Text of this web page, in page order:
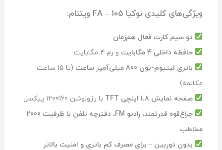
ویژگی‌های کلیدی نوکیا 105 – FA ویتنام:
دو سیم کارت فعال هم‌زمان
حافظه داخلی 4 مگابایت
و رم 4 مگابایت
باتری لیتیوم-یون 800 میلی‌آمپر ساعت
(تا 15 ساعت
مکالمه)
صفحه نمایش 1.8 اینچی TFT
با رزولوشن 160×120 پیکسل
چراغ‌قوه قدرتمند، رادیو FM، دفترچه تلفن با ظرفیت 2000
مخاطب
بدون دوربین – برای مصرف کم باتری و امنیت بالاتر